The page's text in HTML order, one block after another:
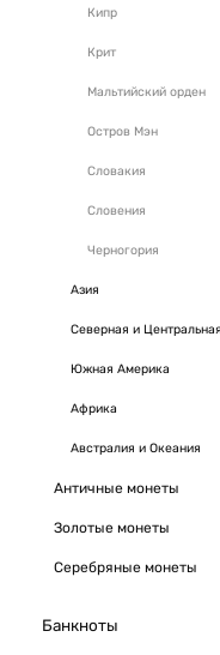
Кипр
Крит
Мальтийский орден
Остров Мэн
Словакия
Словения
Черногория
Азия
Северная и
Южная Америка
Африка
Австралия и Океания
Античные монеты
Золотые монеты
Серебряные монеты
Банкноты